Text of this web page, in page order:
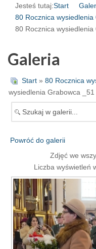
Jesteś tutaj:Start
80 Rocznica wysiedlenia
80 Rocznica wysiedlenia
Galeria
Start » 80 Rocznica
wysiedlenia Grabowca _51
Powróć do galerii
Zdjęć we
Liczba wyświetleń